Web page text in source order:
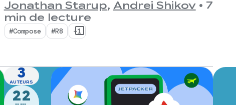
Android deux
fois plus
rapides
programmation asynchrone. La bibliothèque offre
un moyen bien conçu et structuré de gérer les
flux simultanés, qui est natif de Kotlin.
Jonathan Starup, Andrei Shikov • 7
min de lecture
#Compose #R8 +1
3
AUTEURS
22